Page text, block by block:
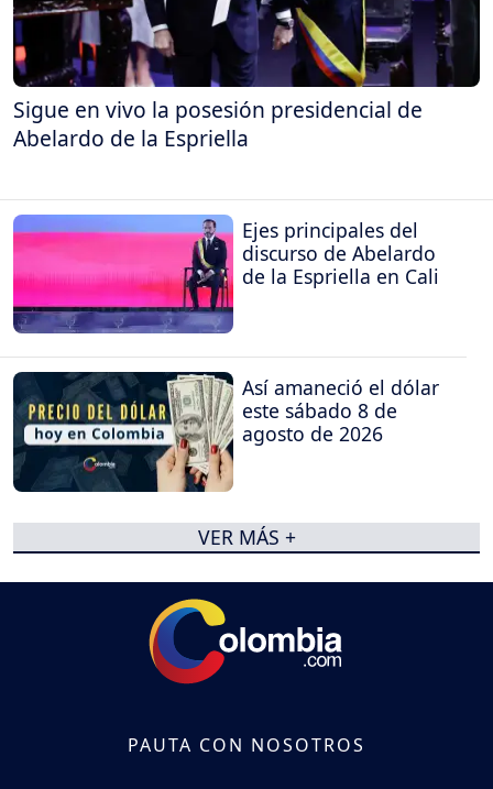
Sigue en vivo la posesión presidencial de
Abelardo de la Espriella
Ejes principales del
discurso de Abelardo
de la Espriella en Cali
Así amaneció el dólar
este sábado 8 de
agosto de 2026
VER MÁS +
PAUTA CON NOSOTROS